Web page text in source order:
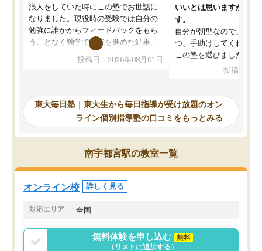
浪人をしていた時にこの塾でお世話に
なりました。現役時の受験では自分の
勉強に誰かからフィードバックをもら
うことなく独学で勉強を進めた結果、
入試本番に地歴の学習が間に合わず不
合格となってしまいました。その経験
東大毎日塾にたどり着きました。学習
の長期計画や日々の勉強のやり方につ
いて客観的なアドバイスをいただけた
ので、自信をもって受験勉強を進める
ことができました。自分のように勉強
のやり方や進捗管理で苦労している方
には特におすすめしたい塾です。
投稿日：2026年08月01日
いいとは思いますが、料
す。
自分が朝型なので、自習
つ、手助けしてくれる設
この塾を選びました。
投稿日：
東大毎日塾｜東大生から毎日指導が受け放題のオン
ライン個別指導塾の口コミをもっとみる
南宇都宮駅の教室一覧
オンライン校 詳しく見る
対応エリア 全国
無料体験を申し込む
無料
（リストに追加する）